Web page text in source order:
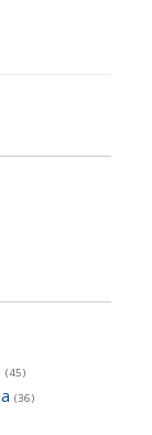
(45)
(36)